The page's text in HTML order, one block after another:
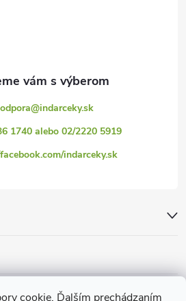
cookie. Ďalším prechádzaním
@indarceky.sk
1740 alebo 02/2220 5919
indarceky.sk